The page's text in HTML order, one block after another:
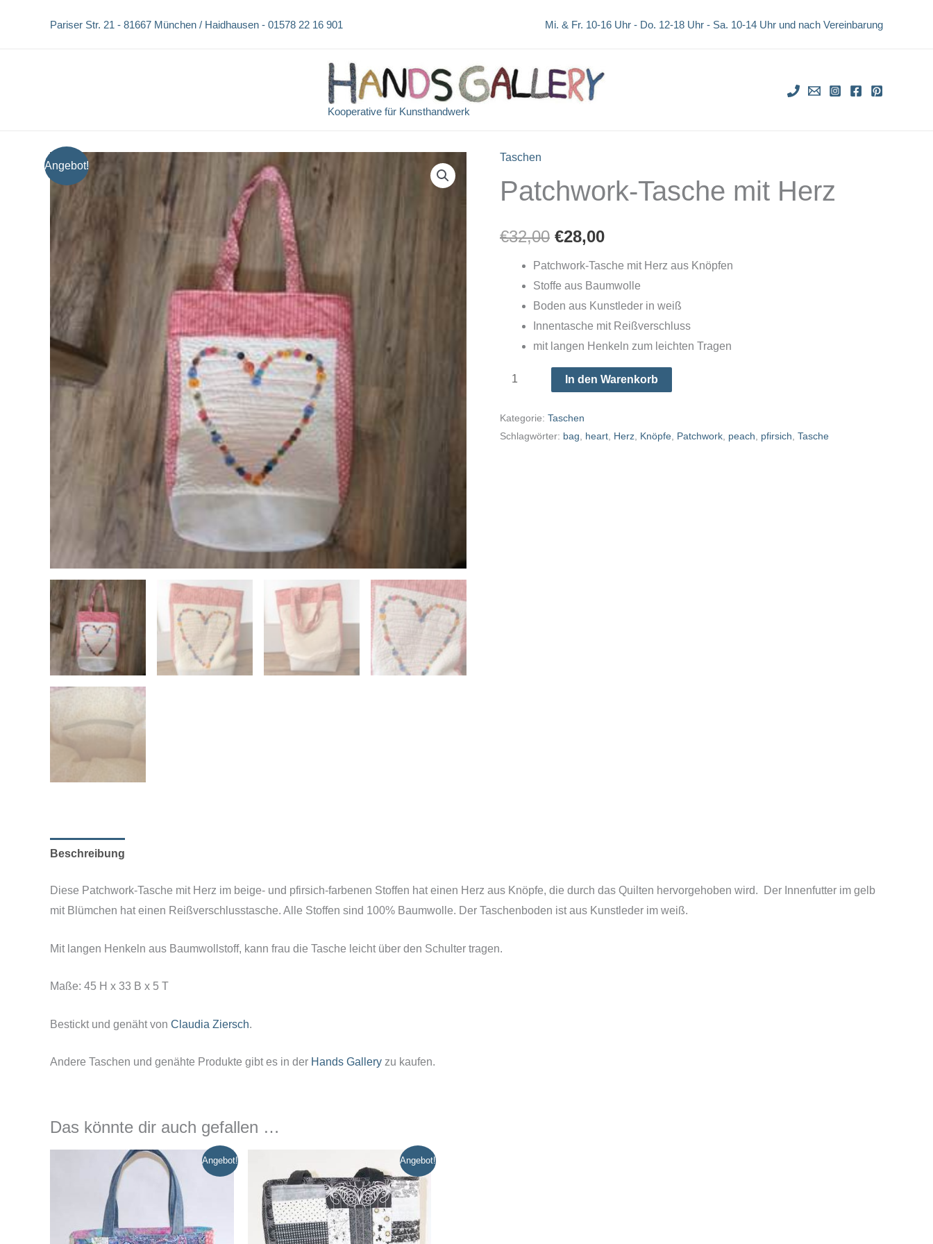
Pariser Str. 21 - 81667 München / Haidhausen - 01578 22 16 901 Mi. & Fr. 10-16 Uhr - Do. 12-18 Uhr - Sa. 10-14 Uhr und nach Vereinbarung
Kooperative für Kunsthandwerk
Angebot!
Taschen
Patchwork-Tasche mit Herz
€32,00 Ursprünglicher
Preis
€32,00
€28,00Aktueller
Preis
ist:
€28,00.
Patchwork-Tasche mit Herz aus Knöpfen
Stoffe aus Baumwolle
Boden aus Kunstleder in weiß
Innentasche mit Reißverschluss
mit langen Henkeln zum leichten Tragen
Patchwork-
mit
Herz
In den Warenkorb
Kategorie: Taschen
Schlagwörter: bag heart Herz Knöpfe Patchwork peach pfirsich Tasche
Beschreibung
Diese Patchwork-Tasche mit Herz im beige- und pfirsich-farbenen Stoffen hat einen Herz aus Knöpfe, die durch das Quilten hervorgehoben wird. Der Innenfutter im gelb
mit Blümchen hat einen Reißverschlusstasche. Alle Stoffen sind 100% Baumwolle. Der Taschenboden ist aus Kunstleder im weiß.
Mit langen Henkeln aus Baumwollstoff, kann frau die Tasche leicht über den Schulter tragen.
Maße: 45 H x 33 B x 5 T
Bestickt und genäht von Claudia Ziersch.
Andere Taschen und genähte Produkte gibt es in der Hands Gallery zu kaufen.
Das könnte dir auch gefallen …
Angebot! Angebot!